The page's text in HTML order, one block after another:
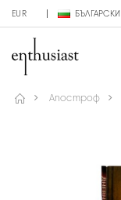
EUR БЪЛГАРСКИ
Апостроф